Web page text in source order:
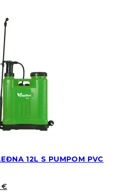
12L S PUMPOM PVC
€